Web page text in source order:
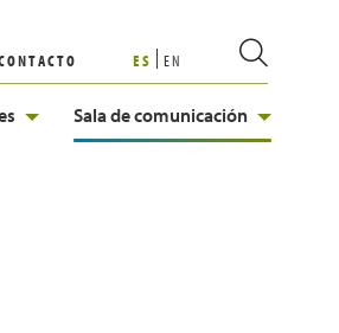
ES EN
Sala de comunicación